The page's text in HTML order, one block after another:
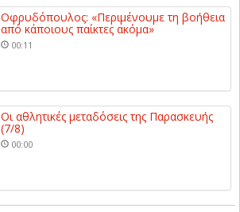
Οφρυδόπουλος: «Περιμένουμε τη βοήθεια
από κάποιους παίκτες ακόμα»
00:11
Οι αθλητικές μεταδόσεις της Παρασκευής
(7/8)
00:00